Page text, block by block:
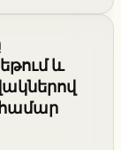
և
համար